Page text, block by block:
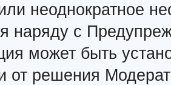
неоднократное
наряду с
может быть
от решения